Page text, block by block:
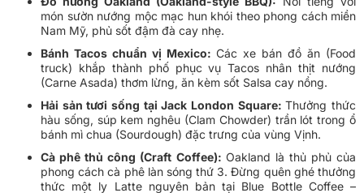
món sườn nướng mộc mạc hun khói theo phong cách miền
Nam Mỹ, phủ sốt đậm đà cay nhẹ.
Bánh Tacos chuẩn vị Mexico: Các xe bán đồ ăn (Food
truck) khắp thành phố phục vụ Tacos nhân thịt nướng
(Carne Asada) thơm lừng, ăn kèm sốt Salsa cay nồng.
Hải sản tươi sống tại Jack London Square:Thưởng thức
hàu sống, súp kem nghêu (Clam Chowder) trần lót trong ổ
bánh mì chua (Sourdough) đặc trưng của vùng Vịnh.
Cà phê thủ công (Craft Coffee): Oakland là thủ phủ của
phong cách cà phê làn sóng thứ 3. Đừng quên ghé thưởng
thức một ly Latte nguyên bản tại Blue Bottle Coffee –